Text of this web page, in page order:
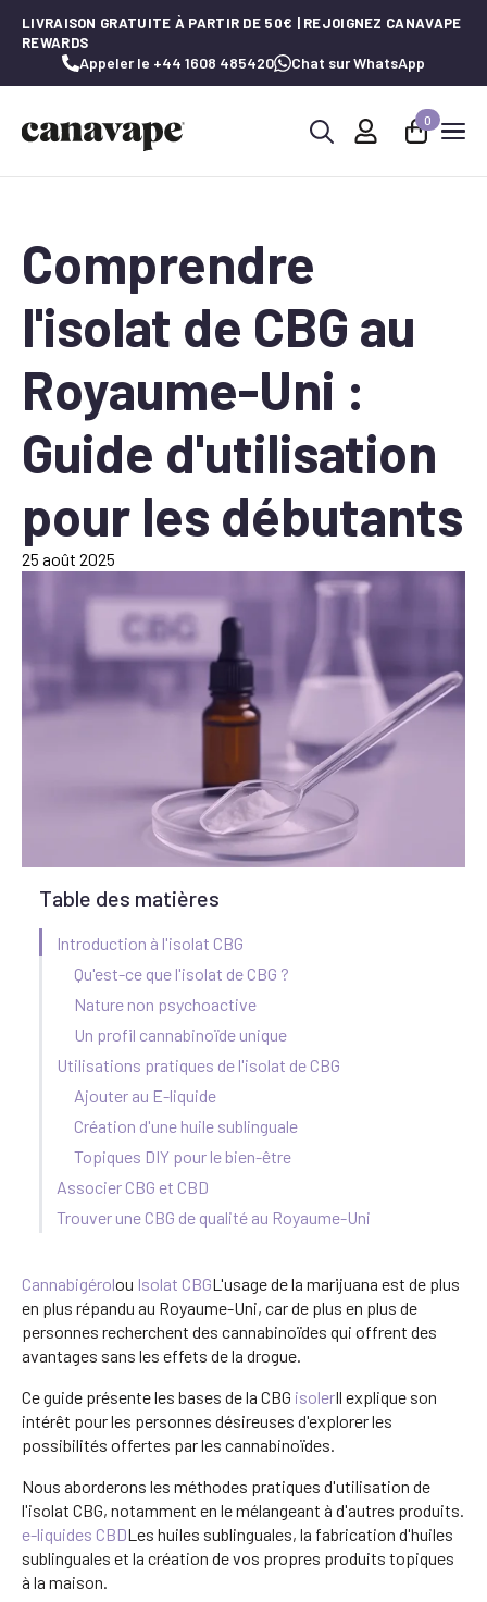
LIVRAISON GRATUITE À PARTIR DE 50€ | REJOIGNEZ CANAVAPE
REWARDS
Appeler le +44 1608 485420 Chat sur WhatsApp
0
Comprendre
l'isolat de CBG au
Royaume-Uni :
Guide d'utilisation
pour les débutants
25 août 2025
Table des matières
Introduction à l'isolat CBG
Qu'est-ce que l'isolat de CBG ?
Nature non psychoactive
Un profil cannabinoïde unique
Utilisations pratiques de l'isolat de CBG
Ajouter au E-liquide
Création d'une huile sublinguale
Topiques DIY pour le bien-être
Associer CBG et CBD
Trouver une CBG de qualité au Royaume-Uni
Cannabigérolou Isolat CBGL'usage de la marijuana est de plus
en plus répandu au Royaume-Uni, car de plus en plus de
personnes recherchent des cannabinoïdes qui offrent des
avantages sans les effets de la drogue.
Ce guide présente les bases de la CBG isolerIl explique son
intérêt pour les personnes désireuses d'explorer les
possibilités offertes par les cannabinoïdes.
Nous aborderons les méthodes pratiques d'utilisation de
l'isolat CBG, notamment en le mélangeant à d'autres produits.
e-liquides CBDLes huiles sublinguales, la fabrication d'huiles
sublinguales et la création de vos propres produits topiques
à la maison.